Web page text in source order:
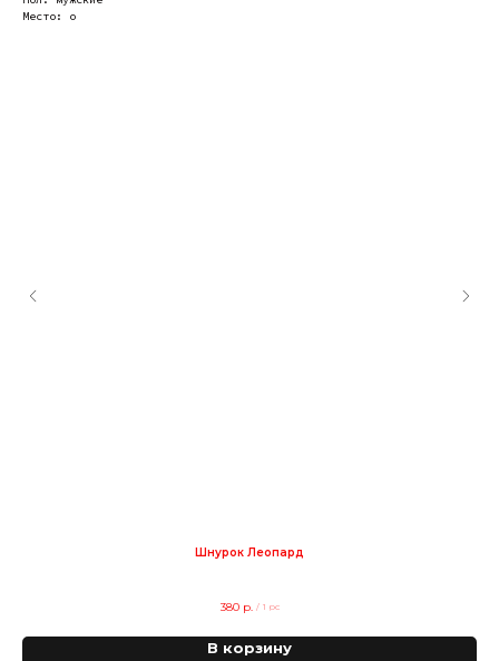
Место: о
Шнурок Леопард
380 р. / 1 pc
В корзину